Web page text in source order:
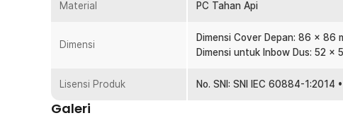
Kecocokan Merek Inbow Dus
membutuhkan sebuah kotak khusus stopkontak dinding
Stopkontak ini sendiri cocok digunakan pada inbow dus
Kelengkapan Produk
Material PC Tahan Api
Dimensi
Dimensi Cover Depan: 86 x 86
Dimensi untuk Inbow Dus: 52 x
Lisensi Produk No. SNI: SNI IEC 60884-
Galeri